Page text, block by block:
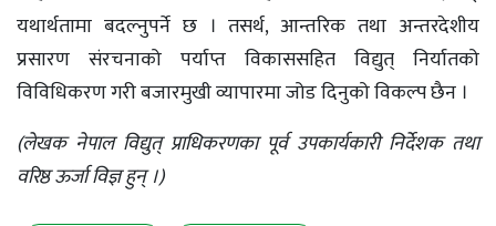
यथार्थतामा बदल्नुपर्ने छ । तसर्थ, आन्तरिक तथा अन्तरदेशीय
प्रसारण संरचनाको पर्याप्त विकाससहित विद्युत् निर्यातको
विविधिकरण गरी बजारमुखी व्यापारमा जोड दिनुको विकल्प छैन ।
(लेखक नेपाल विद्युत् प्राधिकरणका पूर्व उपकार्यकारी निर्देशक तथा
वरिष्ठ ऊर्जा विज्ञ हुन् ।)